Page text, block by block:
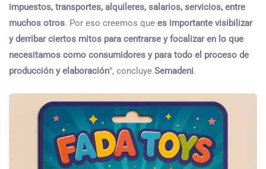
impuestos, transportes, alquileres, salarios, servicios, entre
muchos otros. Por eso creemos que es importante visibilizar
y derribar ciertos mitos para centrarse y focalizar en lo que
necesitamos como consumidores y para todo el proceso de
producción y elaboración”, concluye Semadeni.